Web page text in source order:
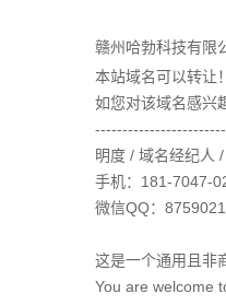
赣州哈勃科技有限
本站域名可以转让
如您对该域名感兴
明度 / 域名经纪人
手机：181-7047-
微信QQ：
这是一个通用且非
You are welcome